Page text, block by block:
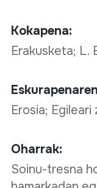
Kokapena:
Erakusketa; L.
Erosia;
Oharrak:
Soinu-tresna